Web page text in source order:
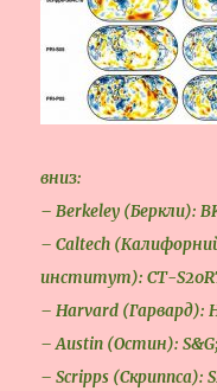
вниз:
– Berkeley (Беркли):
– Caltech
институт): CT-
– Harvard (Гарвард):
– Austin (Остин): S&G;
– Scripps (Скриппса):